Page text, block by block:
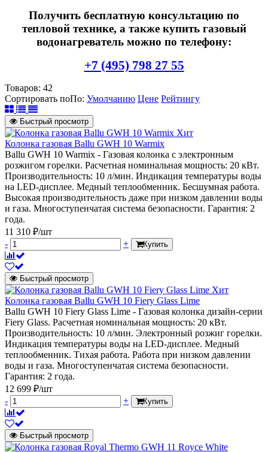
Получить бесплатную консультацию по
тепловой технике, а также купить газовый
водонагреватель можно по телефону:
+7 (495) 798 27 55
Товаров: 42
Сортировать поПо: Умолчанию Цене Рейтингу
Быстрый просмотр
Хит
Колонка газовая Ballu GWH 10 Warmix
Ballu GWH 10 Warmix - Газовая колонка с электронным
розжигом горелки. Расчетная номинальная мощность: 20 кВт.
Производительность: 10 л/мин. Индикация температуры воды
на LED-дисплее. Медный теплообменник. Бесшумная работа.
Высокая производительность даже при низком давлении воды
и газа. Многоступенчатая система безопасности. Гарантия: 2
года.
11 310 ₽/шт
-
+ Купить
Быстрый просмотр
Хит
Колонка газовая Ballu GWH 10 Fiery Glass Lime
Ballu GWH 10 Fiery Glass Lime - Газовая колонка дизайн-серии
Fiery Glass. Расчетная номинальная мощность: 20 кВт.
Производительность: 10 л/мин. Электронный розжиг горелки.
Индикация температуры воды на LED-дисплее. Медный
теплообменник. Тихая работа. Работа при низком давлении
воды и газа. Многоступенчатая система безопасности.
Гарантия: 2 года.
12 699 ₽/шт
-
+ Купить
Быстрый просмотр